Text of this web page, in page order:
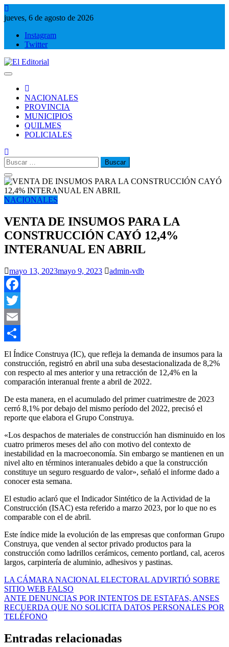
Saltar
al
jueves, 6 de agosto de 2026
Instagram
Twitter
NACIONALES
PROVINCIA
MUNICIPIOS
QUILMES
POLICIALES
Buscar:
NACIONALES
VENTA DE INSUMOS PARA LA
CONSTRUCCIÓN CAYÓ 12,4%
INTERANUAL EN ABRIL
mayo 13, 2023mayo 9, 2023 admin-vdb
Facebook
Twitter
Email
Compartir
El Índice Construya (IC), que refleja la demanda de insumos para la
construcción, registró en abril una suba desestacionalizada de 8,2%
con respecto al mes anterior y una retracción de 12,4% en la
comparación interanual frente a abril de 2022.
De esta manera, en el acumulado del primer cuatrimestre de 2023
cerró 8,1% por debajo del mismo período del 2022, precisó el
reporte que elabora el Grupo Construya.
«Los despachos de materiales de construcción han disminuido en los
cuatro primeros meses del año con motivo del contexto de
inestabilidad en la macroeconomía. Sin embargo se mantienen en un
nivel alto en términos interanuales debido a que la construcción
constituye un seguro resguardo de valor», señaló el informe dado a
conocer esta semana.
El estudio aclaró que el Indicador Sintético de la Actividad de la
Construcción (ISAC) esta referido a marzo 2023, por lo que no es
comparable con el de abril.
Este índice mide la evolución de las empresas que conforman Grupo
Construya, que venden al sector privado productos para la
construcción como ladrillos cerámicos, cemento portland, cal, aceros
largos, carpintería de aluminio, adhesivos y pastinas.
Navegación
de
entradas
LA CÁMARA NACIONAL ELECTORAL ADVIRTIÓ SOBRE
SITIO WEB FALSO
ANTE DENUNCIAS POR INTENTOS DE ESTAFAS, ANSES
RECUERDA QUE NO SOLICITA DATOS PERSONALES POR
TELÉFONO
Entradas relacionadas